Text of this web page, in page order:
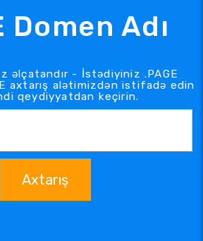
Domen Adı
əlçatandır - İstədiyiniz .PAGE
axtarış alətimizdən istifadə edin
qeydiyyatdan keçirin.
Axtarış